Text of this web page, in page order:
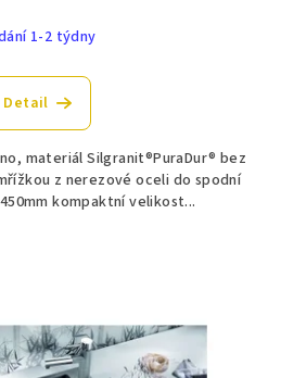
1-2 týdny
Detail
materiál Silgranit®PuraDur® bez
z nerezové oceli do spodní
kompaktní velikost...